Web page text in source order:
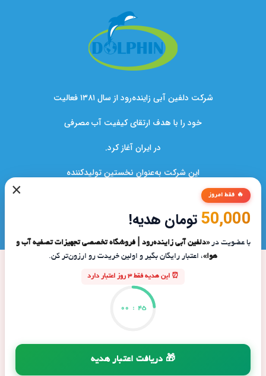
شرکت دلفین آبی زاینده‌رود از سال ۱۳۸۱ فعالیت
خود را با هدف ارتقای کیفیت آب مصرفی
در ایران آغاز کرد.
این شرکت به‌عنوان نخستین تولیدکننده
دستگاه‌های تصفیه آب در کشور،نقشی کلیدی
در بهبود سلامت خانواده‌ها و صنایع ایفا کرده است.
× 🔥 فقط امروز
50,000تومان هدیه!
با عضویت در«دلفین آبی زاینده‌رود | فروشگاه تخصصی تجهیزات تصفیه آب و
هوا»، اعتبار رایگان بگیر و اولین خریدت رو ارزون‌تر کن.
⏰ این هدیه فقط 3 روز اعتبار دارد
45
:
00
🎁 دریافت اعتبار هدیه